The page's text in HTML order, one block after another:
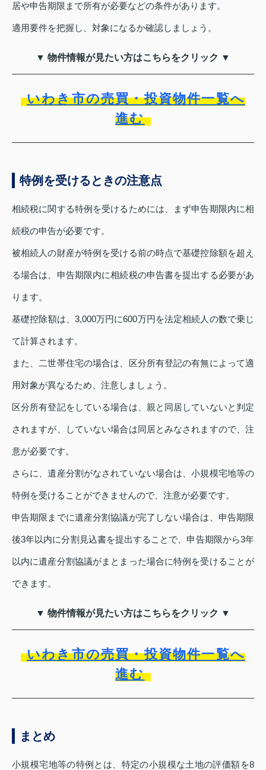
居や申告期限まで所有が必要などの条件があります。
適用要件を把握し、対象になるか確認しましょう。
▼ 物件情報が見たい方はこちらをクリック ▼
いわき市の売買・投資物件一覧へ
進む
特例を受けるときの注意点
相続税に関する特例を受けるためには、まず申告期限内に相
続税の申告が必要です。
被相続人の財産が特例を受ける前の時点で基礎控除額を超え
る場合は、申告期限内に相続税の申告書を提出する必要があ
ります。
基礎控除額は、3,000万円に600万円を法定相続人の数で乗じ
て計算されます。
また、二世帯住宅の場合は、区分所有登記の有無によって適
用対象が異なるため、注意しましょう。
区分所有登記をしている場合は、親と同居していないと判定
されますが、していない場合は同居とみなされますので、注
意が必要です。
さらに、遺産分割がなされていない場合は、小規模宅地等の
特例を受けることができませんので、注意が必要です。
申告期限までに遺産分割協議が完了しない場合は、申告期限
後3年以内に分割見込書を提出することで、申告期限から3年
以内に遺産分割協議がまとまった場合に特例を受けることが
できます。
▼ 物件情報が見たい方はこちらをクリック ▼
いわき市の売買・投資物件一覧へ
進む
まとめ
小規模宅地等の特例とは、特定の小規模な土地の評価額を8